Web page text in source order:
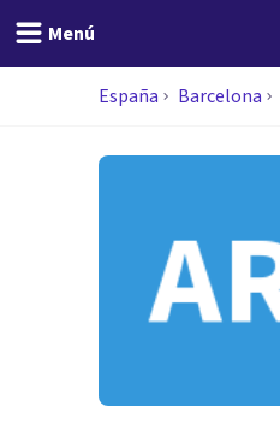
Menú
España Barcelona